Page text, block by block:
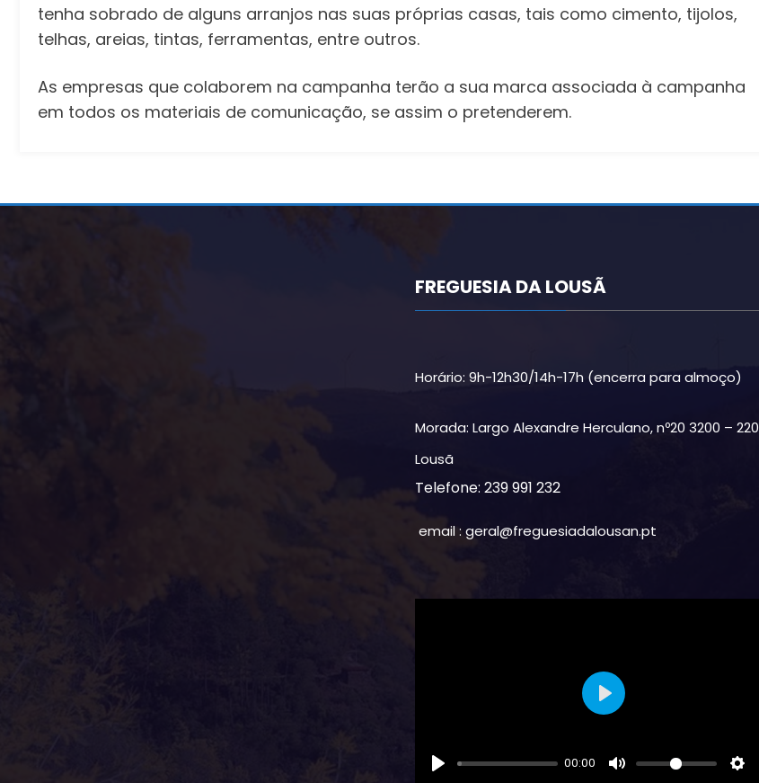
tenha sobrado de alguns arranjos nas suas próprias casas, tais como cimento, tijolos,
telhas, areias, tintas, ferramentas, entre outros.
As empresas que colaborem na campanha terão a sua marca associada à campanha
em todos os materiais de comunicação, se assim o pretenderem.
FREGUESIA DA LOUSÃ
Horário: 9h-12h30/14h-17h (encerra para almoço)
Morada: Largo Alexandre Herculano, nº20 3200 – 220
Lousã
Telefone: 239 991 232
email : geral@freguesiadalousan.pt
00:00
Play